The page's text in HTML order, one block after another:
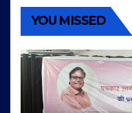
YOU MISSED